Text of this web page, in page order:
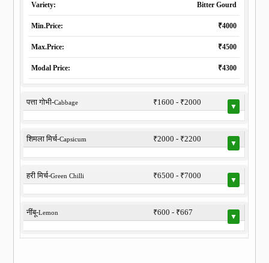
Variety: Bitter Gourd
Min.Price: ₹4000
Max.Price: ₹4500
Modal Price: ₹4300
पत्ता गोभी-Cabbage ₹1600 - ₹2000 ▼
शिमला मिर्च-Capsicum ₹2000 - ₹2200 ▼
हरी मिर्च-Green Chilli ₹6500 - ₹7000 ▼
नींबू-Lemon ₹600 - ₹667 ▼